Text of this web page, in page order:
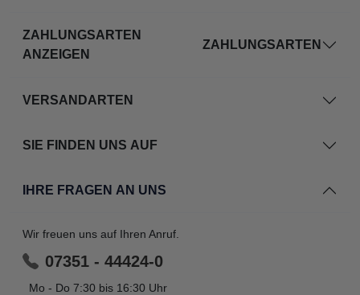
ZAHLUNGSARTEN
ANZEIGEN
ZAHLUNGSARTEN
VERSANDARTEN
SIE FINDEN UNS AUF
IHRE FRAGEN AN UNS
Wir freuen uns auf Ihren Anruf.
07351 - 44424-0
Mo - Do 7:30 bis 16:30 Uhr